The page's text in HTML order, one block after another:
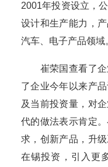
2001年投资设立，
设计和生产能力，
汽车、电子产品领域
崔荣国查看了企
了企业今年以来产
及当前投资量，对
代的做法表示肯定
求，创新产品，升
在锡投资，引入更